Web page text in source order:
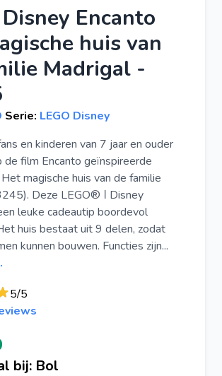
Encanto
huis van
Madrigal -
Serie: LEGO Disney
en kinderen van 7 jaar en ouder
de film Encanto geïnspireerde
magische huis van de familie
Deze LEGO® ǀ Disney
leuke cadeautip boordevol
huis bestaat uit 9 delen, zodat
kunnen bouwen. Functies zijn...
5/5
bij: Bol